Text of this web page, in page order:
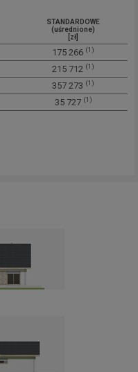
STANDARDOWE
(uśrednione)
[zł]
175 266 (1)
215 712 (1)
357 273 (1)
35 727 (1)